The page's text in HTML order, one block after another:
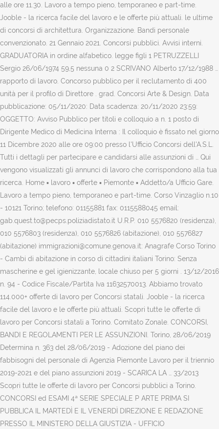
alle ore 11.30. Lavoro a tempo pieno, temporaneo e part-time.
Jooble - la ricerca facile del lavoro e le offerte più attuali. le ultime
di concorsi di architettura. Organizzazione. Bandi personale
convenzionato. 21 Gennaio 2021. Concorsi pubblici. Avvisi interni.
GRADUATORIA in ordine alfabetico. legge figli 1 PETRUZZELLI
Sergio 26/06/1974 59,5 nessuna 0 2 SCRIVANO Alberto 17/12/1988 …
rapporto di lavoro. Concorso pubblico per il reclutamento di 400
unità per il profilo di Direttore . grad. Concorsi Arte & Design. Data
pubblicazione: 05/11/2020: Data scadenza: 20/11/2020 23:59:
OGGETTO: Avviso Pubblico per titoli e colloquio a n. 1 posto di
Dirigente Medico di Medicina Interna : Il colloquio è fissato nel giorno
11 Dicembre 2020 alle ore 09:00 presso l'Ufficio Concorsi dell'A.S.L.
Tutti i dettagli per partecipare e candidarsi alle assunzioni di … Qui
vengono visualizzati gli annunci di lavoro che corrispondono alla tua
ricerca. Home ▪ lavoro ▪ offerte ▪ Piemonte ▪ Addetto/a Ufficio Gare.
Lavoro a tempo pieno, temporaneo e part-time. Corso Vinzaglio n.10
- 10121 Torino; telefono: 01155881 fax: 0115588045 email:
gab.quest.to@pecps.poliziadistato.it U.R.P. 010 5576820 (residenza),
010 5576803 (residenza), 010 5576826 (abitazione), 010 5576827
(abitazione) immigrazioni@comune.genova.it: Anagrafe Corso Torino
- Cambi di abitazione in corso di cittadini italiani Torino: Senza
mascherine e gel igienizzante, locale chiuso per 5 giorni . 13/12/2016
n. 94 - Codice Fiscale/Partita Iva 11632570013. Abbiamo trovato
114.000+ offerte di lavoro per Concorsi statali. Jooble - la ricerca
facile del lavoro e le offerte più attuali. Scopri tutte le offerte di
lavoro per Concorsi statali a Torino. Comitato Zonale. CONCORSI,
BANDI E REGOLAMENTI PER LE ASSUNZIONI. Torino, 28/06/2019
Determina n. 363 del 28/06/2019 - Adozione del piano dei
fabbisogni del personale di Agenzia Piemonte Lavoro per il triennio
2019-2021 e del piano assunzioni 2019 - SCARICA LA … 33/2013
Scopri tutte le offerte di lavoro per Concorsi pubblici a Torino.
CONCORSI ed ESAMI 4ª SERIE SPECIALE P ARTE PRIMA SI
PUBBLICA IL MARTEDÌ E IL VENERDÌ DIREZIONE E REDAZIONE
PRESSO IL MINISTERO DELLA GIUSTIZIA - UFFICIO